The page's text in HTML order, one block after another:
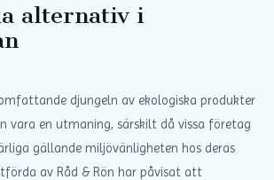
alternativ i
djungeln av ekologiska produkter
vara en utmaning, särskilt då vissa företag
gällande miljövänligheten hos deras
av Råd & Rön har påvisat att